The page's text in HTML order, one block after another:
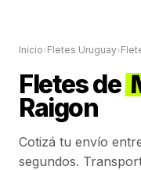
Inicio›Fletes Uruguay›
Fletes de
Raigon
Cotizá tu envío
segundos.